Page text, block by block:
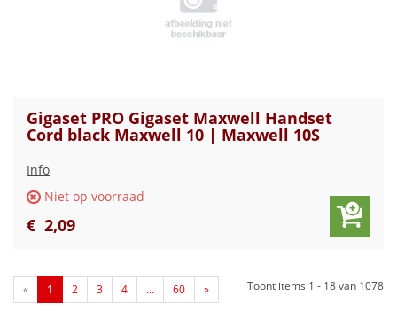
Gigaset PRO Gigaset Maxwell Handset
Cord black Maxwell 10 | Maxwell 10S
Info
Niet op voorraad
€ 2,09
Toont items 1 - 18van 1078
« 1 2 3 4 ... 60 »